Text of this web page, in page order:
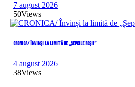
7 august 2026
50Views
CRONICA/ Învinși la limită de „Șepcile Roșii”
4 august 2026
38Views